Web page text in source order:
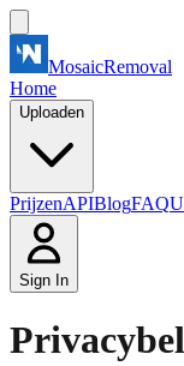
MosaicRemoval
Home
Uploaden
PrijzenAPIBlogFAQ
Sign In